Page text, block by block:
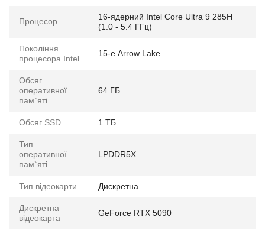
Процесор
16-ядерний Intel Core Ultra 9 285H
(1.0 - 5.4 ГГц)
Покоління
процесора Intel
15-е Arrow Lake
Обсяг
оперативної
пам`яті
64 ГБ
Обсяг SSD 1 ТБ
Тип
оперативної
пам`яті
LPDDR5X
Тип відеокарти Дискретна
Дискретна
відеокарта
GeForce RTX 5090